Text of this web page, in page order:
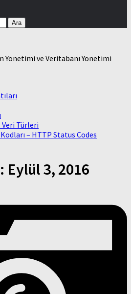
Yönetimi ve Veritabanı Yönetimi
Veri Türleri
– HTTP Status Codes
Eylül 3, 2016